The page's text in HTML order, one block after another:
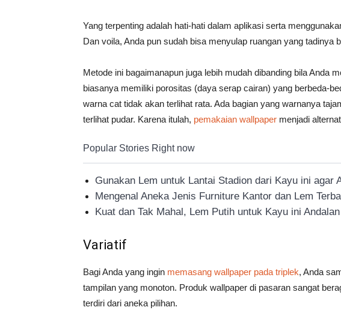
Yang terpenting adalah hati-hati dalam aplikasi serta
Dan voila, Anda pun sudah bisa menyulap ruangan yang tadinya
Metode ini bagaimanapun juga lebih mudah dibanding bila Anda
biasanya memiliki porositas (daya serap cairan) yang berbeda-
warna cat tidak akan terlihat rata. Ada bagian yang warnanya
terlihat pudar. Karena itulah, pemakaian wallpaper menjadi
Popular Stories Right now
Gunakan Lem untuk Lantai Stadion dari Kayu ini agar
Mengenal Aneka Jenis Furniture Kantor dan Lem
Kuat dan Tak Mahal, Lem Putih untuk Kayu ini
Variatif
Bagi Anda yang ingin memasang wallpaper pada triplek, Anda
tampilan yang monoton. Produk wallpaper di pasaran sangat
terdiri dari aneka pilihan.